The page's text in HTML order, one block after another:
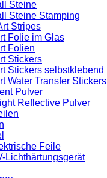
Steine
Steine Stamping
Stripes
Folie im Glas
Folien
Stickers
Stickers selbstklebend
Water Transfer Stickers
Pulver
Reflective Pulver
Feile
Lichthärtungsgerät